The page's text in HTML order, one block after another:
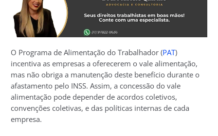
O Programa de Alimentação do Trabalhador (PAT)
incentiva as empresas a oferecerem o vale alimentação,
mas não obriga a manutenção deste benefício durante o
afastamento pelo INSS. Assim, a concessão do vale
alimentação pode depender de acordos coletivos,
convenções coletivas, e das políticas internas de cada
empresa.